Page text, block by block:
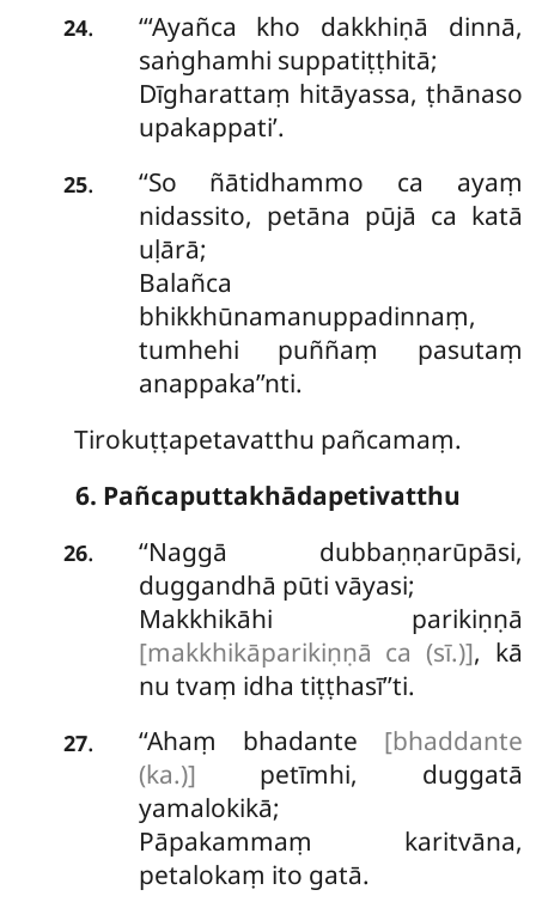
24.
‘‘‘Ayañca kho dakkhiṇā dinnā,
saṅghamhi suppatiṭṭhitā;
Dīgharattaṃ hitāyassa, ṭhānaso
upakappati’.
25.
‘‘So ñātidhammo ca ayaṃ
nidassito, petāna pūjā ca katā
uḷārā;
Balañca
bhikkhūnamanuppadinnaṃ,
tumhehi puññaṃ pasutaṃ
anappaka’’nti.
Tirokuṭṭapetavatthu pañcamaṃ.
6. Pañcaputtakhādapetivatthu
26. ‘‘Naggā dubbaṇṇarūpāsi,
duggandhā pūti vāyasi;
Makkhikāhi parikiṇṇā
[makkhikāparikiṇṇā ca (sī.)], kā
nu tvaṃ idha tiṭṭhasī’’ti.
27. ‘‘Ahaṃ bhadante [bhaddante
(ka.)] petīmhi, duggatā
yamalokikā;
Pāpakammaṃ karitvāna,
petalokaṃ ito gatā.